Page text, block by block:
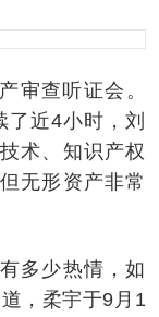
查听证会。
了近4小时，刘
术、知识产权
无形资产非常
多少热情，如
，柔宇于9月1